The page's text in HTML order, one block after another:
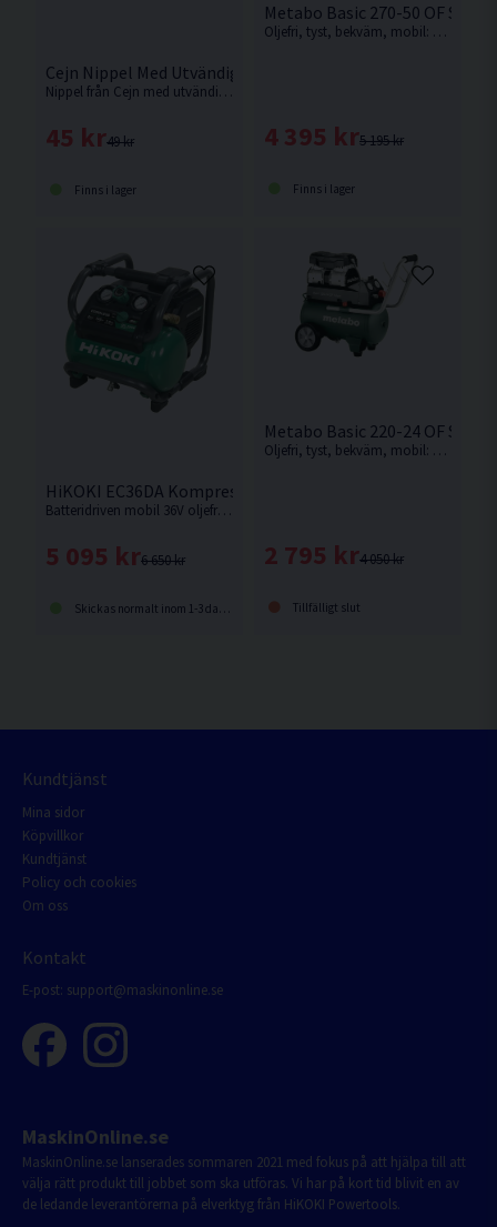
Cejn Nippel Med Utvändig Gänga R 1/4
Nippel från Cejn med utvändig gänga passanda tryckluftverktyg.
49 kr
45 kr
Finns i lager
Metabo Basic 270-50 OF
Oljefri, tyst, bekväm, mobil: Silent-kompressor för universell användning med många smarta detaljer från Metabo.
5 195 kr
4 395 kr
Finns i lager
HiKOKI EC36DA Kompressor 36V 7,3L
Batteridriven mobil 36V oljefri kompressor som drivs med HiKOKIs MULTI VOLT-batteri eller 230V adapter. Levereras utan batteri och laddare.
6 650 kr
5 095 kr
Skickas normalt inom 1-3 dagar
Metabo Basic 220-24 OF
Oljefri, tyst, bekväm, mobil: Silent-kompressor för universell användning med många smarta detaljer från Metabo.
4 050 kr
2 795 kr
Tillfälligt slut
Kundtjänst
Mina sidor
Köpvillkor
Kundtjänst
Policy och cookies
Om oss
Kontakt
E-post: support@maskinonline.se
MaskinOnline.se
MaskinOnline.se lanserades sommaren 2021 med fokus på att hjälpa till att
välja rätt produkt till jobbet som ska utföras. Vi har på kort tid blivit en av
de ledande leverantörerna på elverktyg från HiKOKI Powertools.